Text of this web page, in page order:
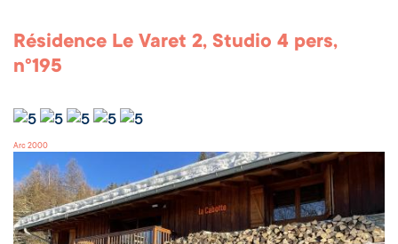
Résidence Le Varet 2, Studio 4 pers,
n°195
Arc 2000